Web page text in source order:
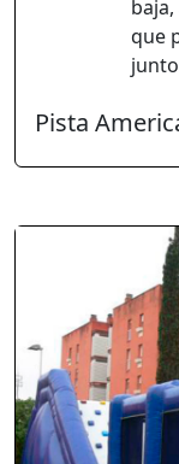
que
Pista